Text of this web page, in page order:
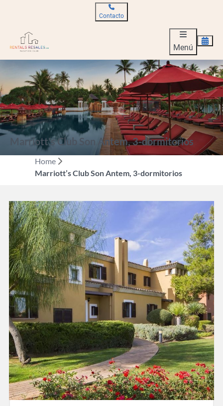
Contacto
Menú
Marriott’s Club Son Antem, 3-dormitorios
Home
Marriott’s Club Son Antem, 3-dormitorios